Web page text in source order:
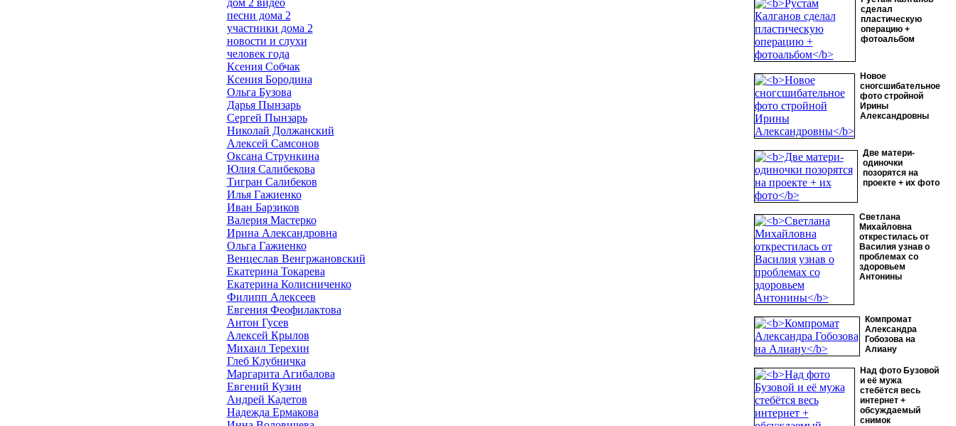
сделал
пластическую
операцию +
фотоальбом
Новое
сногсшибательное
фото стройной
Ирины
Александровны
Две матери-
одиночки
позорятся на
проекте + их фото
Светлана
Михайловна
открестилась от
Василия узнав о
проблемах со
здоровьем
Антонины
Компромат
Александра
Гобозова на
Алиану
Над фото Бузовой
и её мужа
стебётся весь
интернет +
обсуждаемый
снимок
дом 2 видео
песни дома 2
участники дома 2
новости и слухи
человек года
Ксения Собчак
Ксения Бородина
Ольга Бузова
Дарья Пынзарь
Сергей Пынзарь
Николай Должанский
Алексей Самсонов
Оксана Стрункина
Юлия Салибекова
Тигран Салибеков
Илья Гажиенко
Иван Барзиков
Валерия Мастерко
Ирина Александровна
Ольга Гажиенко
Венцеслав Венгржановский
Екатерина Токарева
Екатерина Колисниченко
Филипп Алексеев
Евгения Феофилактова
Антон Гусев
Алексей Крылов
Михаил Терехин
Глеб Клубничка
Маргарита Агибалова
Евгений Кузин
Андрей Кадетов
Надежда Ермакова